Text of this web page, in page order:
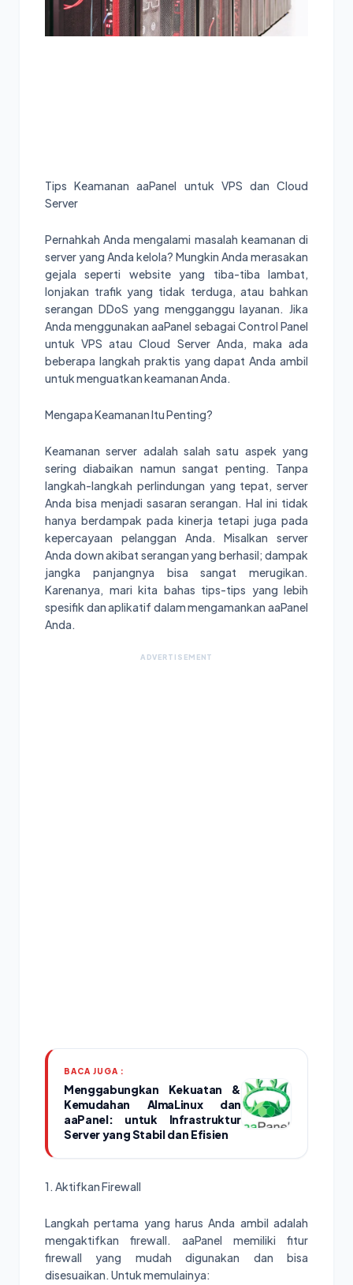
Tips Keamanan aaPanel untuk VPS dan Cloud
Server
Pernahkah Anda mengalami masalah keamanan di
server yang Anda kelola? Mungkin Anda merasakan
gejala seperti website yang tiba-tiba lambat,
lonjakan trafik yang tidak terduga, atau bahkan
serangan DDoS yang mengganggu layanan. Jika
Anda menggunakan aaPanel sebagai Control Panel
untuk VPS atau Cloud Server Anda, maka ada
beberapa langkah praktis yang dapat Anda ambil
untuk menguatkan keamanan Anda.
Mengapa Keamanan Itu Penting?
Keamanan server adalah salah satu aspek yang
sering diabaikan namun sangat penting. Tanpa
langkah-langkah perlindungan yang tepat, server
Anda bisa menjadi sasaran serangan. Hal ini tidak
hanya berdampak pada kinerja tetapi juga pada
kepercayaan pelanggan Anda. Misalkan server
Anda down akibat serangan yang berhasil; dampak
jangka panjangnya bisa sangat merugikan.
Karenanya, mari kita bahas tips-tips yang lebih
spesifik dan aplikatif dalam mengamankan aaPanel
Anda.
ADVERTISEMENT
BACA JUGA :
Menggabungkan Kekuatan &
Kemudahan AlmaLinux dan
aaPanel: untuk Infrastruktur
Server yang Stabil dan Efisien
1. Aktifkan Firewall
Langkah pertama yang harus Anda ambil adalah
mengaktifkan firewall. aaPanel memiliki fitur
firewall yang mudah digunakan dan bisa
disesuaikan. Untuk memulainya: